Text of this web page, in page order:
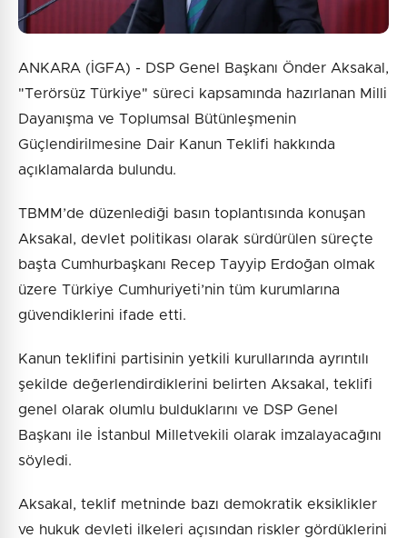
ANKARA (İGFA) - DSP Genel Başkanı Önder Aksakal,
"Terörsüz Türkiye" süreci kapsamında hazırlanan Milli
Dayanışma ve Toplumsal Bütünleşmenin
Güçlendirilmesine Dair Kanun Teklifi hakkında
açıklamalarda bulundu.
TBMM’de düzenlediği basın toplantısında konuşan
Aksakal, devlet politikası olarak sürdürülen süreçte
başta Cumhurbaşkanı Recep Tayyip Erdoğan olmak
üzere Türkiye Cumhuriyeti’nin tüm kurumlarına
güvendiklerini ifade etti.
Kanun teklifini partisinin yetkili kurullarında ayrıntılı
şekilde değerlendirdiklerini belirten Aksakal, teklifi
genel olarak olumlu bulduklarını ve DSP Genel
Başkanı ile İstanbul Milletvekili olarak imzalayacağını
söyledi.
Aksakal, teklif metninde bazı demokratik eksiklikler
ve hukuk devleti ilkeleri açısından riskler gördüklerini